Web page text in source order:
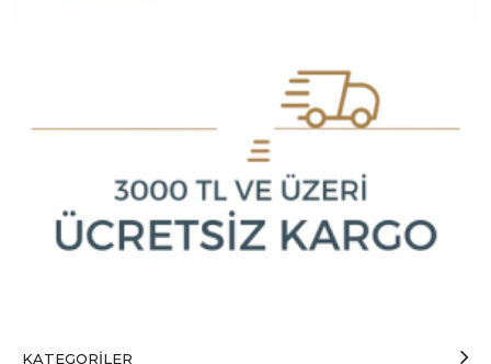
KATEGORILER